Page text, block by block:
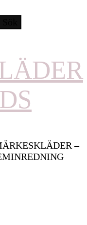
–